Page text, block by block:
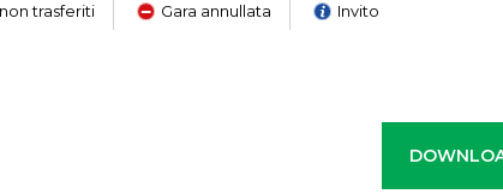
trasferiti Gara annullata Invito